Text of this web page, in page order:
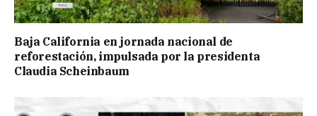
Baja California en jornada nacional de
reforestación, impulsada por la presidenta
Claudia Scheinbaum